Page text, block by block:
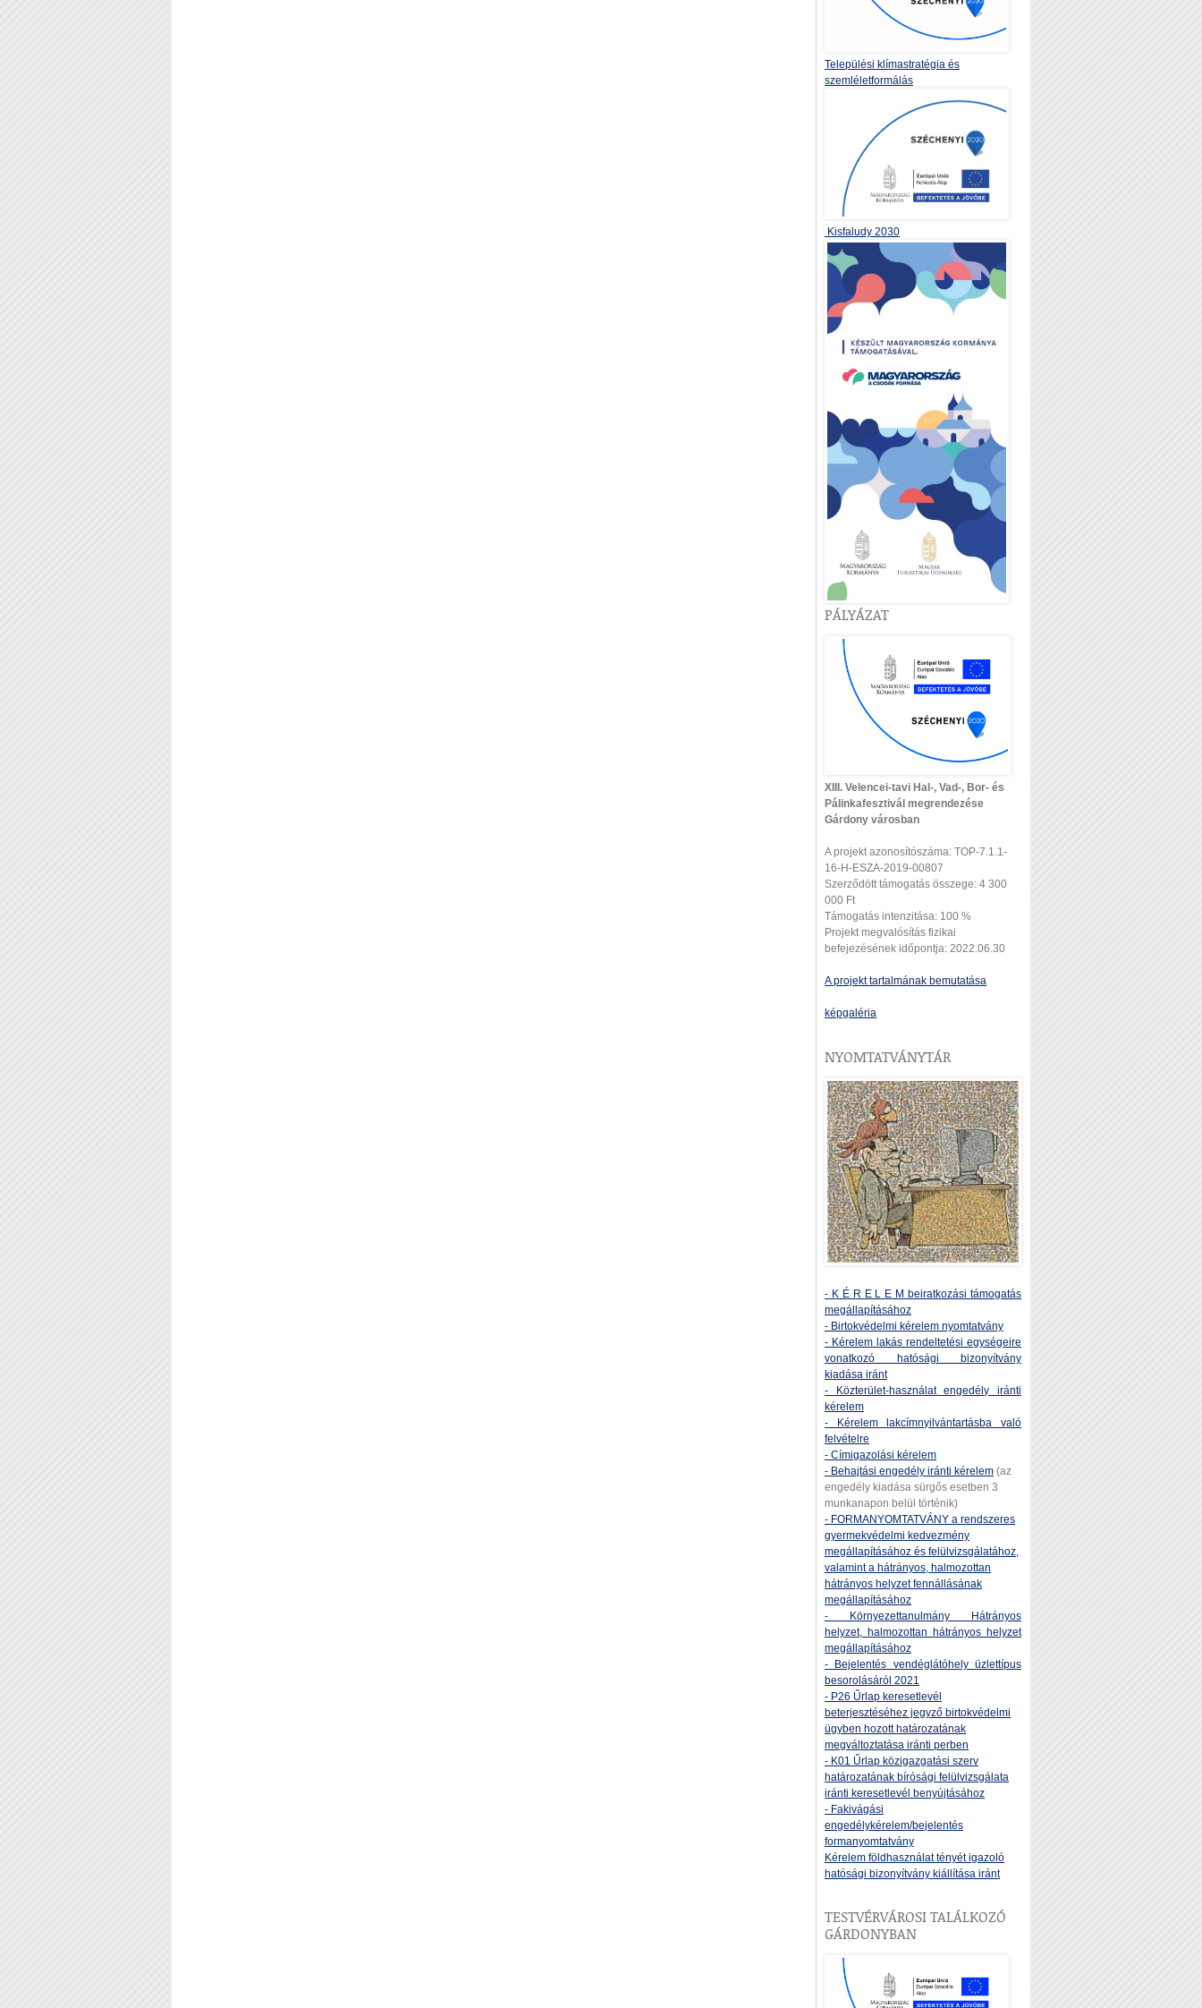
Települési klímastratégia és
szemléletformálás
Kisfaludy 2030
PÁLYÁZAT
XIII. Velencei-tavi Hal-, Vad-, Bor- és
Pálinkafesztivál megrendezése
Gárdony városban
A projekt azonosítószáma: TOP-7.1.1-
16-H-ESZA-2019-00807
Szerződött támogatás összege: 4 300
000 Ft
Támogatás intenzitása: 100 %
Projekt megvalósítás fizikai
befejezésének időpontja: 2022.06.30
A projekt tartalmának bemutatása
képgaléria
NYOMTATVÁNYTÁR
- K É R E L E M beiratkozási támogatás
megállapításához
- Birtokvédelmi kérelem nyomtatvány
- Kérelem lakás rendeltetési egységeire
vonatkozó hatósági bizonyítvány
kiadása iránt
- Közterület-használat engedély iránti
kérelem
- Kérelem lakcímnyilvántartásba való
felvételre
- Címigazolási kérelem
- Behajtási engedély iránti kérelem (az
engedély kiadása sürgős esetben 3
munkanapon belül történik)
- FORMANYOMTATVÁNY a rendszeres
gyermekvédelmi kedvezmény
megállapításához és felülvizsgálatához,
valamint a hátrányos, halmozottan
hátrányos helyzet fennállásának
megállapításához
- Környezettanulmány Hátrányos
helyzet, halmozottan hátrányos helyzet
megállapításához
- Bejelentés vendéglátóhely üzlettípus
besorolásáról 2021
- P26 Űrlap keresetlevél
beterjesztéséhez jegyző birtokvédelmi
ügyben hozott határozatának
megváltoztatása iránti perben
- K01 Űrlap közigazgatási szerv
határozatának bírósági felülvizsgálata
iránti keresetlevél benyújtásához
- Fakivágási
engedélykérelem/bejelentés
formanyomtatvány
Kérelem földhasználat tényét igazoló
hatósági bizonyítvány kiállítása iránt
TESTVÉRVÁROSI TALÁLKOZÓ
GÁRDONYBAN